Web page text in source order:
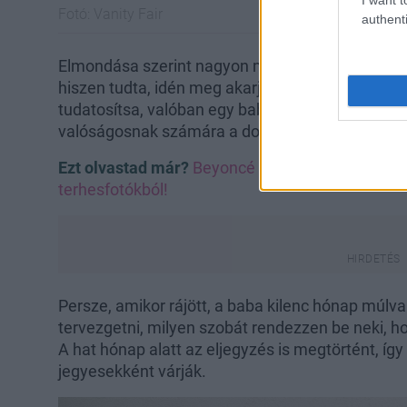
Elmondása szerint nagyon meglepődött és
hiszen tudta, idén meg akarja nyerni a
tudatosítsa, valóban egy babát hord a szíve
valóságosnak számára a dolog, és csak nagyon
Ezt olvastad már? Beyoncé várandósan
terhesfotókból!
Persze, amikor rájött, a baba kilenc hónap
tervezgetni, milyen szobát rendezzen be neki,
A hat hónap alatt az eljegyzés is megtörtént,
jegyesekként várják.